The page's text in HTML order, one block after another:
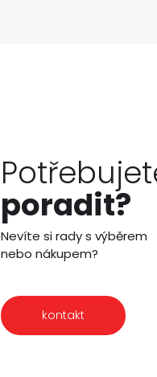
poradit?
Nevíte si rady s výběrem
nebo nákupem?
kontakt